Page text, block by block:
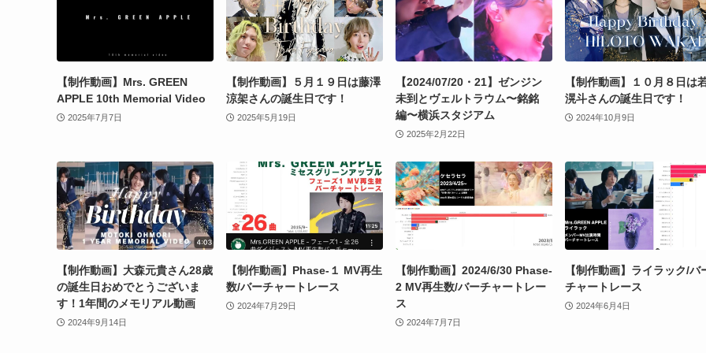
【制作動画】Mrs. GREEN
APPLE 10th Memorial Video
2025年7月7日
【制作動画】５月１９日は藤澤
涼架さんの誕生日です！
2025年5月19日
【2024/07/20・21】ゼンジン
未到とヴェルトラウム〜銘銘
編〜横浜スタジアム
2025年2月22日
【制作動画】１０月８日は
滉斗さんの誕生日です！
2024年10月9日
【制作動画】大森元貴さん28歳
の誕生日おめでとうございま
す！1年間のメモリアル動画
2024年9月14日
【制作動画】Phase-１ MV再生
数/バーチャートレース
2024年7月29日
【制作動画】2024/6/30 Phase-
2 MV再生数/バーチャートレー
ス
2024年7月7日
【制作動画】ライラック/バ
チャートレース
2024年6月4日